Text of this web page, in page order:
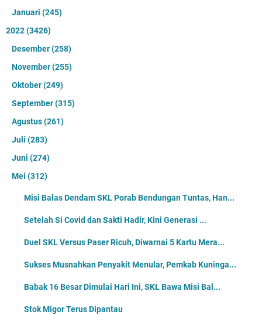
Januari (245)
2022(3426)
Desember(258)
November(255)
Oktober(249)
September(315)
Agustus(261)
Juli (283)
Juni (274)
Mei (312)
Misi Balas Dendam SKL Porab Bendungan Tuntas, Han...
Setelah Si Covid dan Sakti Hadir, Kini Generasi ...
Duel SKL Versus Paser Ricuh, Diwarnai 5 Kartu Mera...
Sukses Musnahkan Penyakit Menular, Pemkab Kuninga...
Babak 16 Besar Dimulai Hari Ini, SKL Bawa Misi Bal...
Stok Migor Terus Dipantau